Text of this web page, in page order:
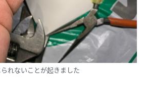
れないことが起きました